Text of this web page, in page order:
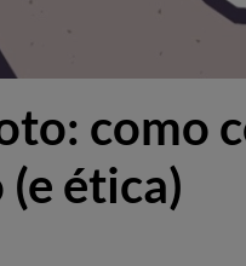
como
ética)